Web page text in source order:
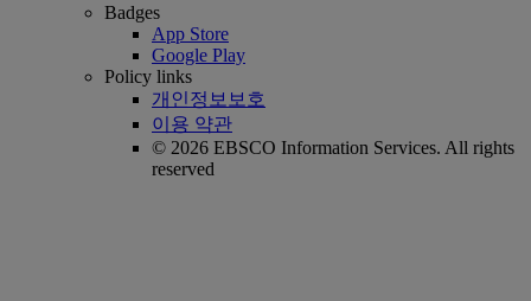
Badges
App Store
Google Play
Policy links
개인정보보호
이용 약관
© 2026 EBSCO Information Services. All rights
reserved